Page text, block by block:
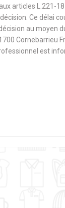
articles L.221-
Ce délai
au
est